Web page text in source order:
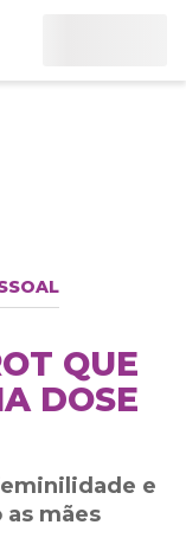
QUE
DOSE
e
mães